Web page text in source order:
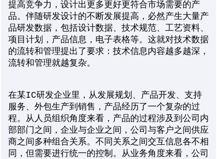
提高竞争力，设计出更多更好更符合市场需要的产
品。伴随研发设计的不断发展提高，必然产生大量产
品研发数据，包括设计数据、技术规范、工艺资料、
项目计划，产品信息，电子表格等。这就对技术数据
的流转和管理提出了要求：技术信息内容越多越深，
流转和管理就越复杂。
在某IC研发企业里，从发展规划、产品开发、支持
服务、外包生产到销售，产品经历了一个复杂的过
程。从人员组织角度来看，产品的过程涉及到公司内
部部门之间，企业与企业之间，公司与客户之间供应
商之间多种组合关系。不同关系之间交互信息各不相
同，但需要进行统一的控制。从业务角度来看，公司